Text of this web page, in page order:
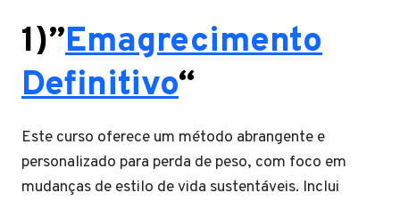
1)”Emagrecimento
Definitivo“
Este curso oferece um método abrangente e
personalizado para perda de peso, com foco em
mudanças de estilo de vida sustentáveis. Inclui